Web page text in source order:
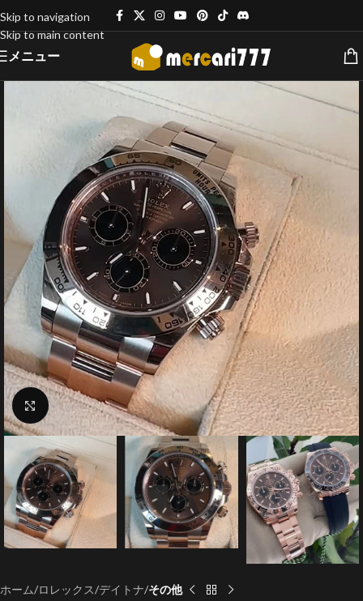
Skip to navigation
Skip to main content
メニュー
クリックで拡大
ホーム ロレックス デイトナ その他